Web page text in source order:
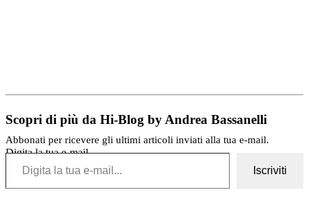
Scopri di più da Hi-Blog by Andrea Bassanelli
Abbonati per ricevere gli ultimi articoli inviati alla tua e-mail.
Digita la tua e-mail...
Iscriviti